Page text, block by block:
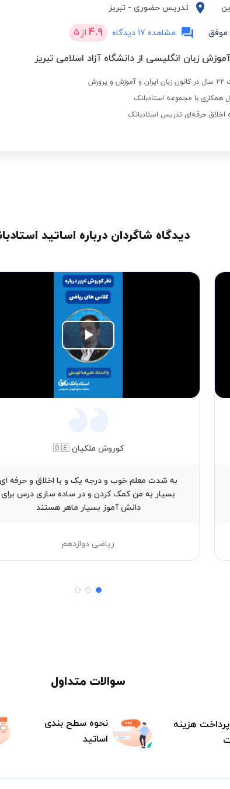
تدریس حضوری - تبریز
موفق مشاهده 17 دیدگاه 4.9 از 5
زبان انگلیسی از دانشگاه آزاد اسلامی تبریز
همکاری با مجموعه استادبانک
اخلاق حرفه‌ای تدریس استادبانک
دیدگاه شاگردان درباره اساتید
Play
Video
کوروش ملکیان 🇩🇪
به شدت معلم خوب و درجه یک و با اخلاق و حرفه ای
بسیار به من کمک کردن و در ساده سازی درس برای
دانش آموز بسیار ماهر هستند
ریاضی دوازدهم
سوالات متداول
هزینه
نحوه سطح بندی
اساتید